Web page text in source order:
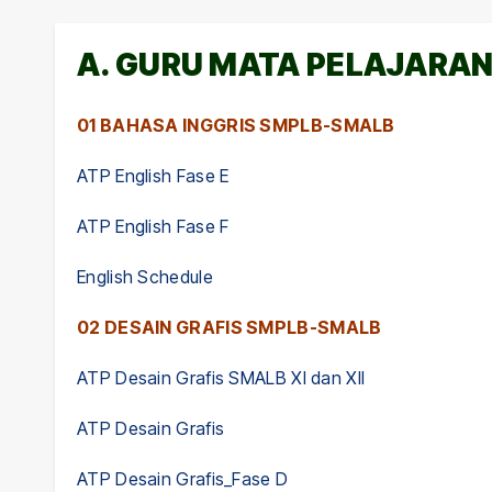
A. GURU MATA
01 BAHASA INGGRIS SMPLB-SMALB
ATP English Fase E
ATP English Fase F
English Schedule
02 DESAIN GRAFIS SMPLB-SMALB
ATP Desain Grafis SMALB XI dan XII
ATP Desain Grafis
ATP Desain Grafis_Fase D